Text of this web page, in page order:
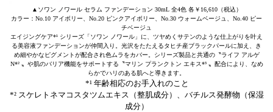
▲ソワン ノワール セラム ファンデーション 30mL 全4色 各￥16,610（税込）
カラー：No.10 アイボリー、No.20 ピンクアイボリー、No.30 ウォームベージュ、No.40 ピー
チベージュ
エイジングケア*¹ シリーズ「ソワン ノワール」に、ツヤめくサテンのような仕上がりを叶え
る美容液ファンデーションが仲間入り。光沢をたたえるタヒチ産ブラックパールに加え、き
め細やかなピグメントが配合され色ムラをカバー。シリーズ製品と共通の〝ライフ アルゲ
N*² 〟や肌のバリア機能をサポートする〝マリン プランクトン エキス*³ 〟配合により、なめ
らかでハリのある肌へと導きます。
*¹ 年齢相応のお手入れのこと
*² スケレトネマコスタツムエキス（整肌成分）、バチルス発酵物（保湿
成分）